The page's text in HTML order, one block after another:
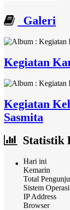
Galeri
Kegiatan
Kegiatan
Sasmita
Statistik
Hari ini
Kemarin
Total
Sistem Operasi
IP Address
Browser